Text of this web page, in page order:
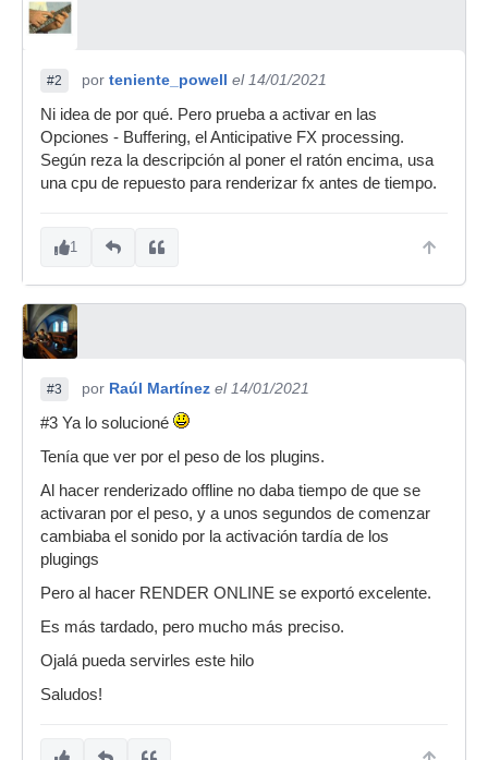
#2 por teniente_powell el 14/01/2021
Ni idea de por qué. Pero prueba a activar en las
Opciones - Buffering, el Anticipative FX processing.
Según reza la descripción al poner el ratón encima, usa
una cpu de repuesto para renderizar fx antes de tiempo.
1
#3 por Raúl Martínez el 14/01/2021
#3 Ya lo solucioné
Tenía que ver por el peso de los plugins.
Al hacer renderizado offline no daba tiempo de que se
activaran por el peso, y a unos segundos de comenzar
cambiaba el sonido por la activación tardía de los
plugings
Pero al hacer RENDER ONLINE se exportó excelente.
Es más tardado, pero mucho más preciso.
Ojalá pueda servirles este hilo
Saludos!